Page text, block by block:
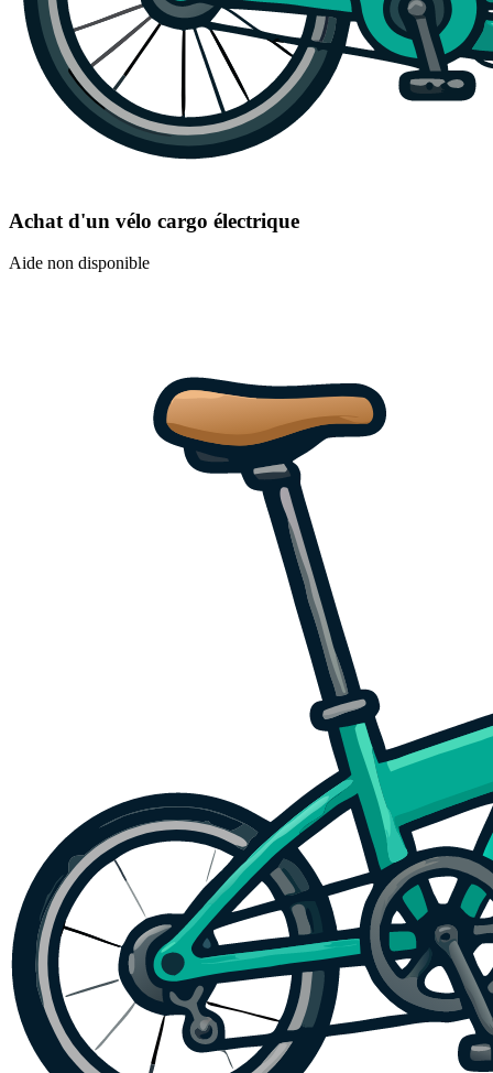
Achat d'un vélo cargo électrique
Aide non disponible